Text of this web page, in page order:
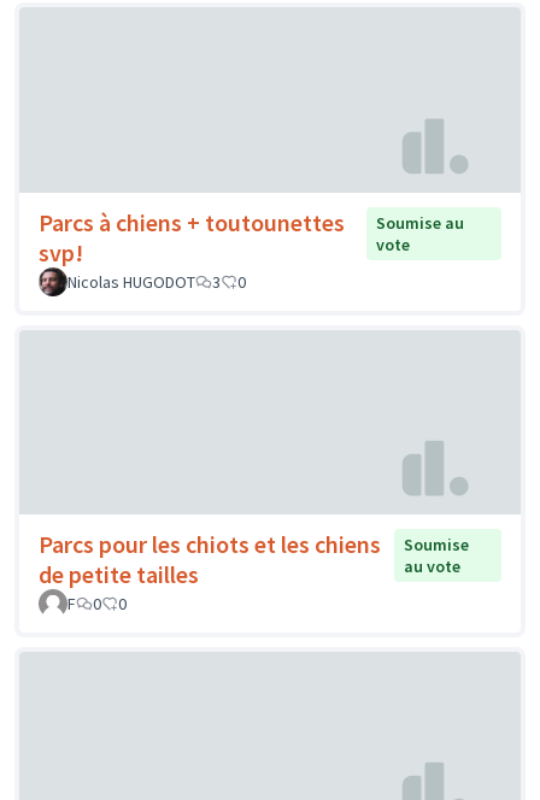
Parcs à chiens + toutounettes
svp!
Soumise au
vote
Nicolas HUGODOT
3 0
Parcs pour les chiots et les chiens
de petite tailles
Soumise
au vote
F
0 0